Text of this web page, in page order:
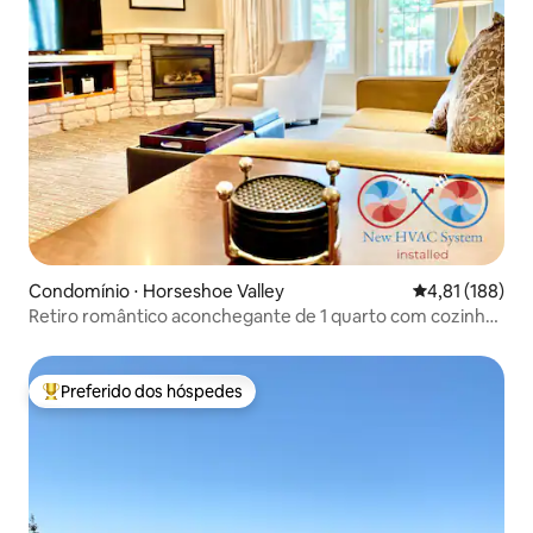
Condomínio ⋅ Horseshoe Valley 4,81 de uma
4,81 (188)
Retiro romântico aconchegante de 1 quarto com cozinha
Entre os melhores preferidos dos hóspedes
Preferido dos hóspedes